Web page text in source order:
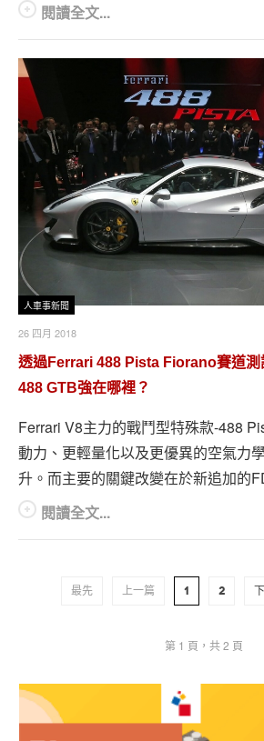
閱讀全文...
人車事新聞
26 四月 2018
透過Ferrari 488 Pista Fiorano賽道測
488 GTB強在哪裡？
Ferrari V8主力的戰鬥型特殊款-488
動力、更輕量化以及更優異的空氣力
升。而主要的關鍵改變在於新追加的
閱讀全文...
最先 上一篇 1 2
第 1 頁，共 2 頁